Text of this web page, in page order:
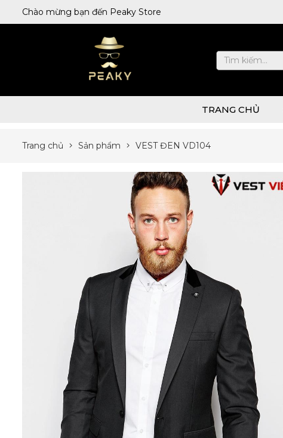
Chào mừng bạn đến Peaky Store
TRANG CHỦ
Trang chủ Sản phẩm VEST ĐEN VD104